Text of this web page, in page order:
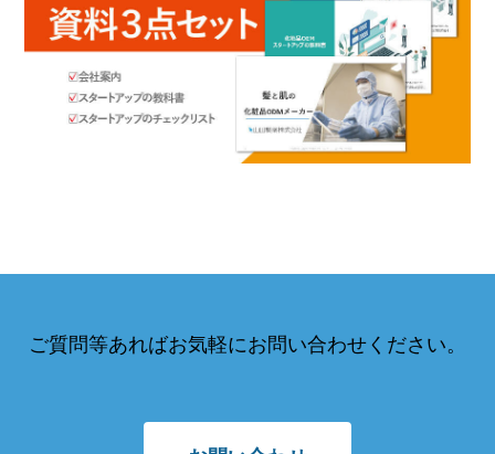
ご質問等あればお気軽にお問い合わせください。